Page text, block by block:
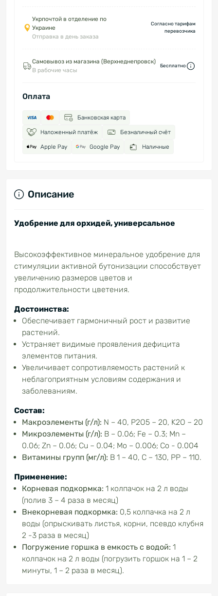
Укрпочтой в отделение по
Украине
Отправка в день заказа
Согласно тарифам
перевозчика
Самовывоз из магазина (Верхнеднепровск)
В рабочие часы
Бесплатно
Оплата
Банковская карта
Наложенный платёж Безналичный счёт
Apple Pay Google Pay Наличные
Описание
Удобрение для орхидей, универсальное
Высокоэффективное минеральное удобрение для
стимуляции активной бутонизации способствует
увеличению размеров цветов и
продолжительности цветения.
Достоинства:
Обеспечивает гармоничный рост и развитие
растений.
Устраняет видимые проявления дефицита
элементов питания.
Увеличивает сопротивляемость растений к
неблагоприятным условиям содержания и
заболеваниям.
Состав:
Макроэлементы (г/л): N – 40, P2О5 – 20, K2О – 20
Микроэлементы (г/л): B – 0.06; Fe – 0.3; Mn –
0.06; Zn – 0.06; Cu – 0.04; Mo – 0.006; Co - 0.004
Витамины групп (мг/л): B 1 – 40, C – 130, PP – 110.
Применение:
Корневая подкормка: 1 колпачок на 2 л воды
(полив 3 – 4 раза в месяц)
Внекорневая подкормка: 0,5 колпачка на 2 л
воды (опрыскивать листья, корни, псевдо клубня
2 -3 раза в месяц)
Погружение горшка в емкость с водой: 1
колпачок на 2 л воды (погрузить горшок на 1 – 2
минуты, 1 – 2 раза в месяц).